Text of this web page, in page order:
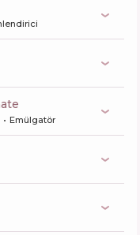
Emülgatör